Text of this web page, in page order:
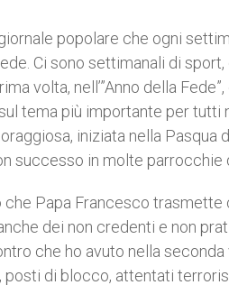
popolare che ogni
Ci sono settimanali di sport,
volta, nell’”Anno della
tema più importante per tutti
iniziata nella Pasqua
successo in molte parrocchie
Papa Francesco trasmette
dei non credenti e non
che ho avuto nella
di blocco, attentati